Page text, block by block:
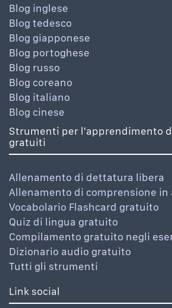
Blog inglese
Blog tedesco
Blog giapponese
Blog portoghese
Blog russo
Blog coreano
Blog italiano
Blog cinese
Strumenti per l'apprendimento
gratuiti
Allenamento di dettatura libera
Allenamento di comprensione in
Vocabolario Flashcard gratuito
Quiz di lingua gratuito
Compilamento gratuito negli
Dizionario audio gratuito
Tutti gli strumenti
Link social